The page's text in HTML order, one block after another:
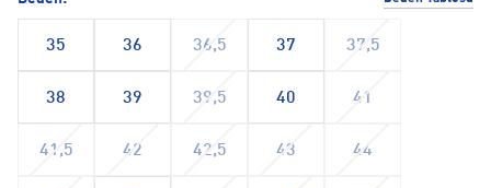
35 36 36,5 37 37,5
38 39 39,5 40 41
41,5 42 42,5 43 44